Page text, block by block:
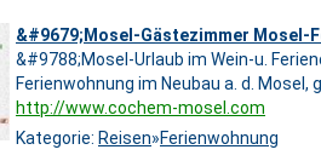
&#9679;Mosel-Gästezimmer Mosel-
&#9788;Mosel-Urlaub im Wein-u.
Ferienwohnung im Neubau a. d.
http://www.cochem-mosel.com
Kategorie: Reisen»Ferienwohnung